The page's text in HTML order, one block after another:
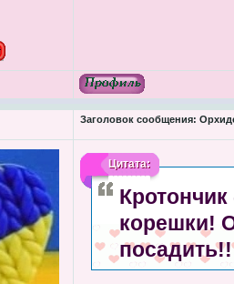
Заголовок сообщения:
Цитата:
корешки!